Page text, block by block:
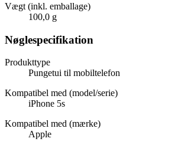
Vægt (inkl. emballage)
100,0 g
Nøglespecifikation
Produkttype
Pungetui til mobiltelefon
Kompatibel med (model/serie)
iPhone 5s
Kompatibel med (mærke)
Apple